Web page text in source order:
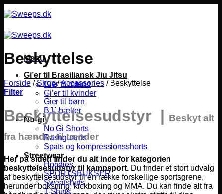
til
Menu
Gi’er til Brasiliansk Jiu Jitsu
Gier til mænd
Gi’er til kvinder
Gier til børn
BJJ bælter
No-gi
No Gi Shorts
Rashguards
Spats og kompressionsshorts
Streetwear
Hoodies
SPORTSBUKSER
Sweatshirts
T-Shirts
Beskyttelse
Forside / Shop /Accessories /Beskyttelse
Filter
Beskyttelsesudstyr | Beskyt alt
fra hænder til tænder
Her på siden finder du alt inde for kategorien
beskyttelsesudstyr til kampsport. Du finder et stort udvalg
af beskyttelsesudstyr til en række forskellige sportsgrene,
herunder boksning, kickboxing og MMA. Du kan finde alt fra